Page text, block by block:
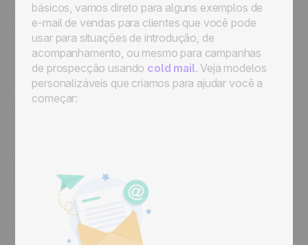
básicos, vamos direto para alguns exemplos de
e-mail de vendas para clientes que você pode
usar para situações de introdução, de
acompanhamento, ou mesmo para campanhas
de prospecção usando cold mail. Veja modelos
personalizáveis que criamos para ajudar você a
começar: